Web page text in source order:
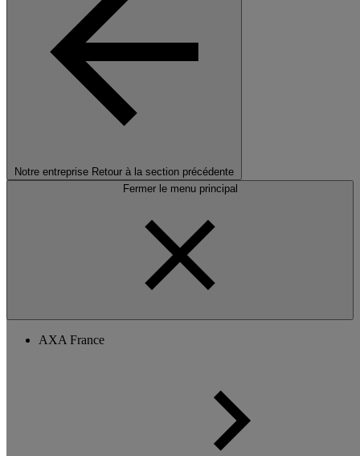
Notre entreprise Retour à la section précédente
Fermer le menu principal
AXA France